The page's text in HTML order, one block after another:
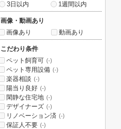
3日以内
1週間以内
画像・動画あり
画像あり
動画あり
こだわり条件
ペット飼育可 (-)
ペット専用設備 (-)
楽器相談 (-)
陽当り良好 (-)
閑静な住宅地 (-)
デザイナーズ (-)
リノベーション済 (-)
保証人不要 (-)